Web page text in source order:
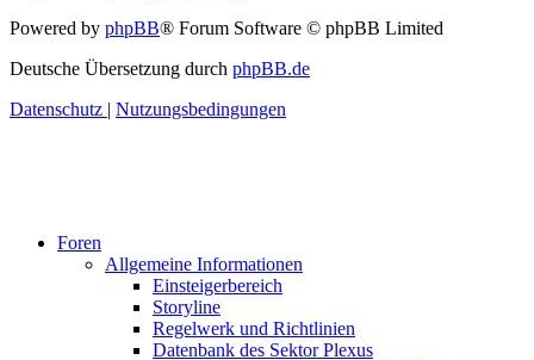
Powered by phpBB® Forum Software © phpBB Limited
Deutsche Übersetzung durch phpBB.de
Datenschutz | Nutzungsbedingungen
Foren
Allgemeine Informationen
Einsteigerbereich
Storyline
Regelwerk und Richtlinien
Datenbank des Sektor Plexus